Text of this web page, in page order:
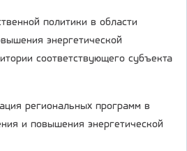
политики в области
энергетической
соответствующего субъекта
региональных программ в
и повышения энергетической